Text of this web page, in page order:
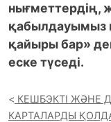
нығметтердің,
қабылдауымыз
қайыры бар»
еске түседі.
КЕШБЭКТІ ЖӘНЕ
КАРТАЛАРДЫ